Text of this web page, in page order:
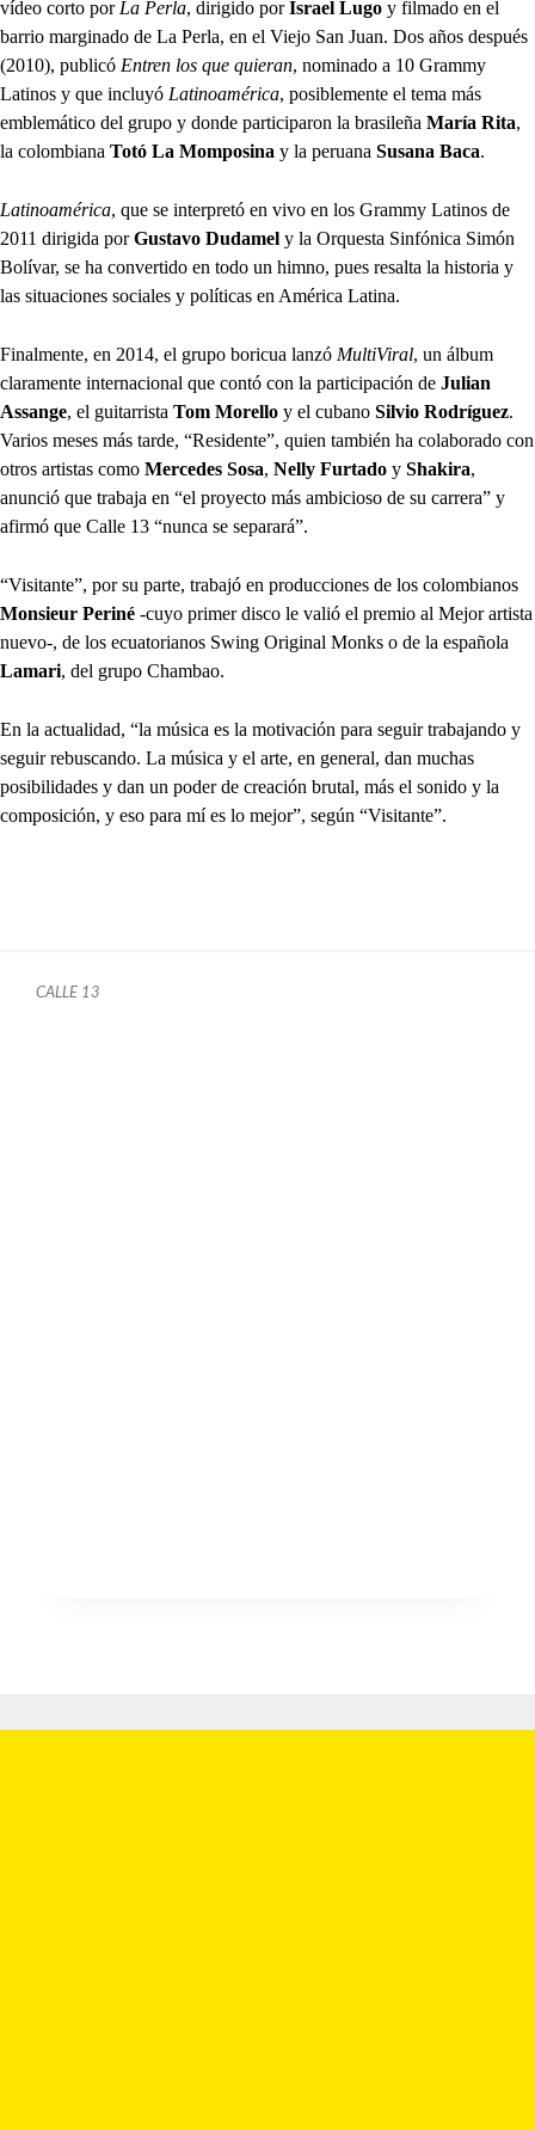
vídeo corto por La Perla, dirigido porIsrael Lugo y filmado en el
barrio marginado de La Perla, en el Viejo San Juan. Dos años después
(2010), publicó Entren los que quieran, nominado a 10 Grammy
Latinos y que incluyó Latinoamérica, posiblemente el tema más
emblemático del grupo y donde participaron la brasileña María Rita,
la colombiana Totó La Momposina y la peruana Susana Baca.
Latinoamérica, que se interpretó en vivo en los Grammy Latinos de
2011 dirigida porGustavo Dudamel y la Orquesta Sinfónica Simón
Bolívar, se ha convertido en todo un himno, pues resalta la historia y
las situaciones sociales y políticas en América Latina.
Finalmente, en 2014, el grupo boricua lanzó MultiViral, un álbum
claramente internacional que contó con la participación de Julian
Assange, el guitarrista Tom Morello y el cubano Silvio Rodríguez.
Varios meses más tarde, “Residente”, quien también ha colaborado con
otros artistas como Mercedes Sosa, Nelly Furtado y Shakira,
anunció que trabaja en “el proyecto más ambicioso de su carrera” y
afirmó que Calle 13 “nunca se separará”.
“Visitante”, por su parte, trabajó en producciones de los colombianos
Monsieur Periné -cuyo primer disco le valió el premio al Mejor artista
nuevo-, de los ecuatorianos Swing Original Monks o de la española
Lamari, del grupo Chambao.
En la actualidad, “la música es la motivación para seguir trabajando y
seguir rebuscando. La música y el arte, en general, dan muchas
posibilidades y dan un poder de creación brutal, más el sonido y la
composición, y eso para mí es lo mejor”, según “Visitante”.
CALLE 13